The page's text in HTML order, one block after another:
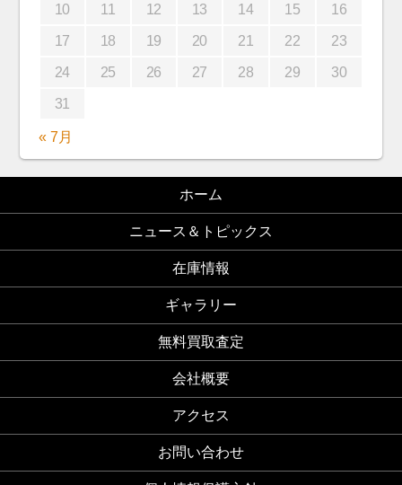
10 11 12 13 14 15 16
17 18 19 20 21 22 23
24 25 26 27 28 29 30
31
« 7月
ホーム
ニュース＆トピックス
在庫情報
ギャラリー
無料買取査定
会社概要
アクセス
お問い合わせ